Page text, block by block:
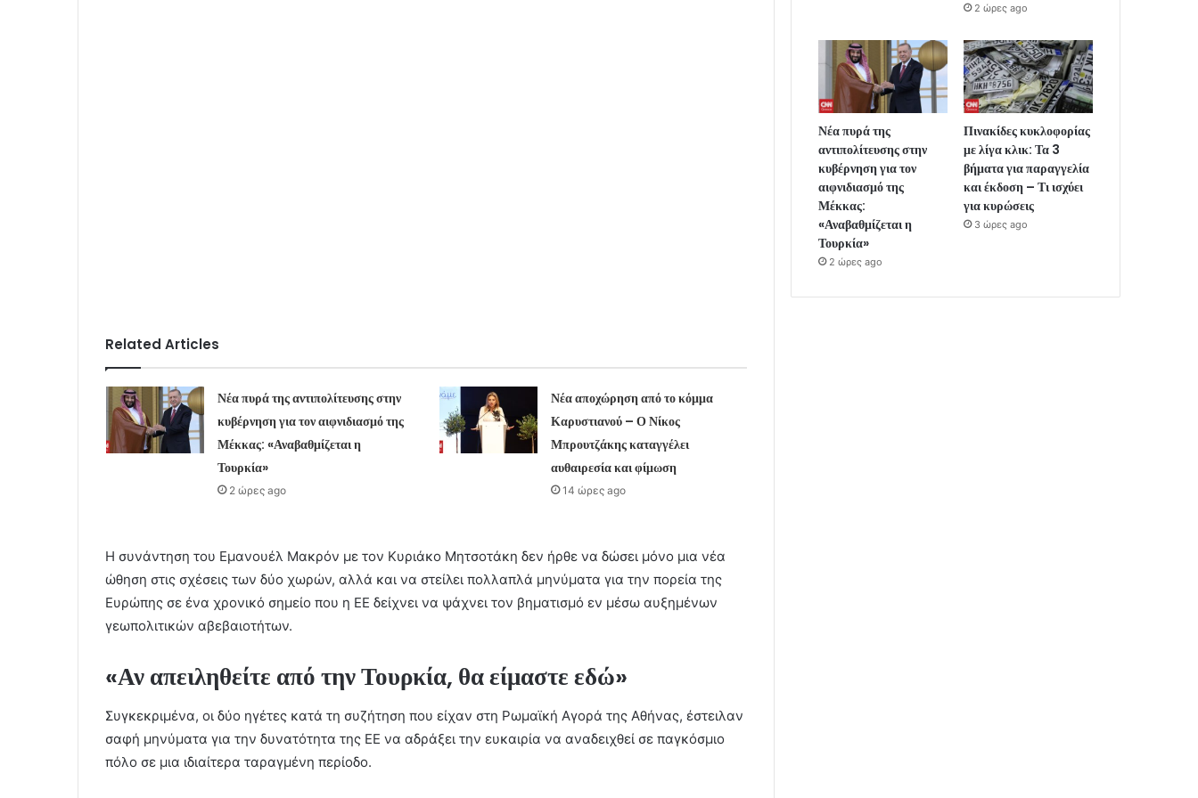
Related Articles
Νέα πυρά της αντιπολίτευσης στην
κυβέρνηση για τον αιφνιδιασμό της
Μέκκας: «Αναβαθμίζεται η
Τουρκία»
2 ώρες ago
Νέα αποχώρηση από το κόμμα
Καρυστιανού – Ο Νίκος
Μπρουτζάκης καταγγέλει
αυθαιρεσία και φίμωση
14 ώρες ago
Η συνάντηση του Εμανουέλ Μακρόν με τον Κυριάκο Μητσοτάκη δεν ήρθε να δώσει μόνο μια νέα
ώθηση στις σχέσεις των δύο χωρών, αλλά και να στείλει πολλαπλά μηνύματα για την πορεία της
Ευρώπης σε ένα χρονικό σημείο που η ΕΕ δείχνει να ψάχνει τον βηματισμό εν μέσω αυξημένων
γεωπολιτικών αβεβαιοτήτων.
«Αν απειληθείτε από την Τουρκία, θα είμαστε εδώ»
Συγκεκριμένα, οι δύο ηγέτες κατά τη συζήτηση που είχαν στη Ρωμαϊκή Αγορά της Αθήνας, έστειλαν
σαφή μηνύματα για την δυνατότητα της ΕΕ να αδράξει την ευκαιρία να αναδειχθεί σε παγκόσμιο
πόλο σε μια ιδιαίτερα ταραγμένη περίοδο.
2 ώρες ago
Νέα πυρά της
αντιπολίτευσης στην
κυβέρνηση για τον
αιφνιδιασμό της
Μέκκας:
«Αναβαθμίζεται η
Τουρκία»
2 ώρες ago
Πινακίδες κυκλοφορίας
με λίγα κλικ: Τα 3
βήματα για παραγγελία
και έκδοση – Τι ισχύει
για κυρώσεις
3 ώρες ago